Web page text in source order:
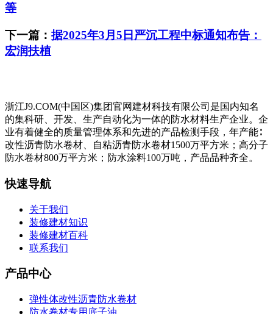
等
下一篇： 据2025年3月5日严沉工程中标通知布告：
宏润扶植
浙江J9.COM(中国区)集团官网建材科技有限公司是国内知名
的集科研、开发、生产自动化为一体的防水材料生产企业。企
业有着健全的质量管理体系和先进的产品检测手段，年产能∶
改性沥青防水卷材、自粘沥青防水卷材1500万平方米；高分子
防水卷材800万平方米；防水涂料100万吨，产品品种齐全。
快速导航
关于我们
装修建材知识
装修建材百科
联系我们
产品中心
弹性体改性沥青防水卷材